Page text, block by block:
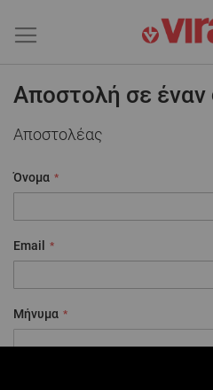
Αποστολή σε έναν
Αποστολέας
Όνομα
Email
Μήνυμα